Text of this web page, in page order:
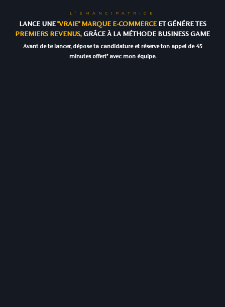
L’ÉMANCIPATRICE
LANCE UNE"VRAIE" MARQUE E-COMMERCEET GÉNÉRE TES
PREMIERS REVENUS,GRÂCE À LA MÉTHODE BUSINESS GAME
Avant de te lancer, dépose ta candidature et réserve ton appel de 45
minutes offert* avec mon équipe.